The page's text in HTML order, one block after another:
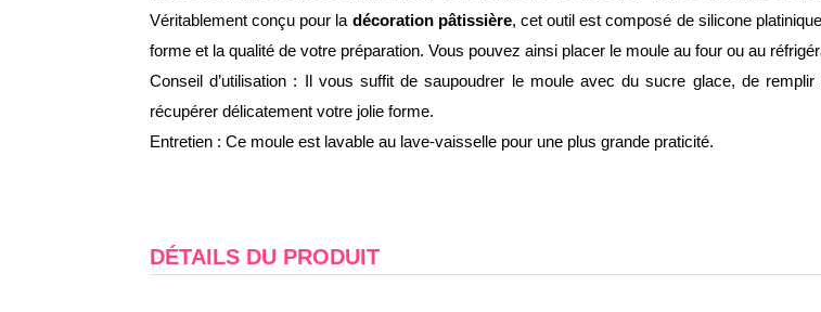
Véritablement conçu pour la décoration pâtissière, cet outil est composé de silicone
forme et la qualité de votre préparation. Vous pouvez ainsi placer le moule au four ou au
Conseil d’utilisation : Il vous suffit de saupoudrer le moule avec du sucre glace, de
récupérer délicatement votre jolie forme.
Entretien : Ce moule est lavable au lave-vaisselle pour une plus grande praticité.
DÉTAILS DU PRODUIT